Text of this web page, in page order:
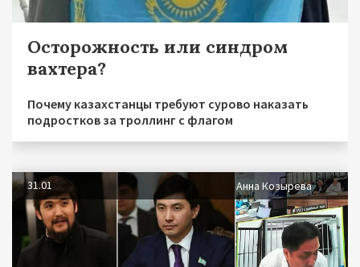
Осторожность или синдром
вахтера?
Почему казахстанцы требуют сурово наказать
подростков за троллинг с флагом
31.01 Анна Козырева